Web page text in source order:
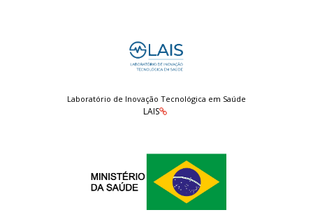
Laboratório de Inovação Tecnológica em Saúde
LAIS